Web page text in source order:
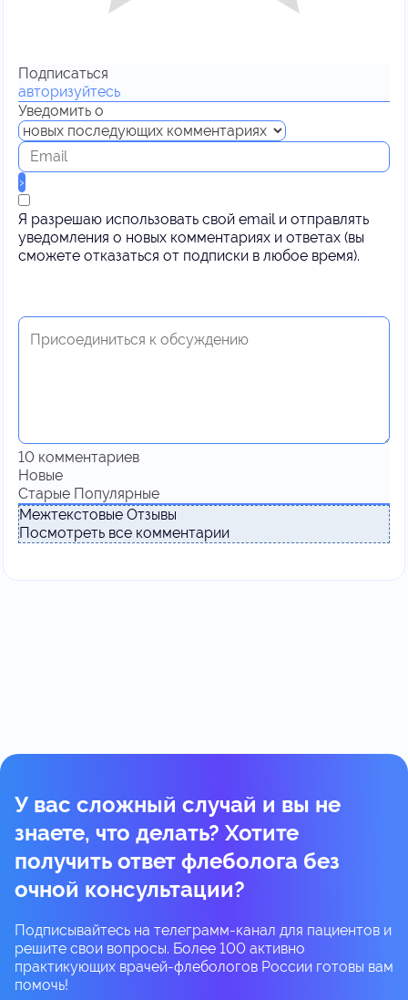
Подписаться
авторизуйтесь
Уведомить о
Я разрешаю использовать свой email и отправлять
уведомления о новых комментариях и ответах (вы
cможете отказаться от подписки в любое время).
10 комментариев
Новые
Старые Популярные
Межтекстовые Отзывы
Посмотреть все комментарии
У вас сложный случай и вы не
знаете, что делать? Хотите
получить ответ флеболога без
очной консультации?
Подписывайтесь на телеграмм-канал для пациентов и
решите свои вопросы. Более 100 активно
практикующих врачей-флебологов России готовы вам
помочь!